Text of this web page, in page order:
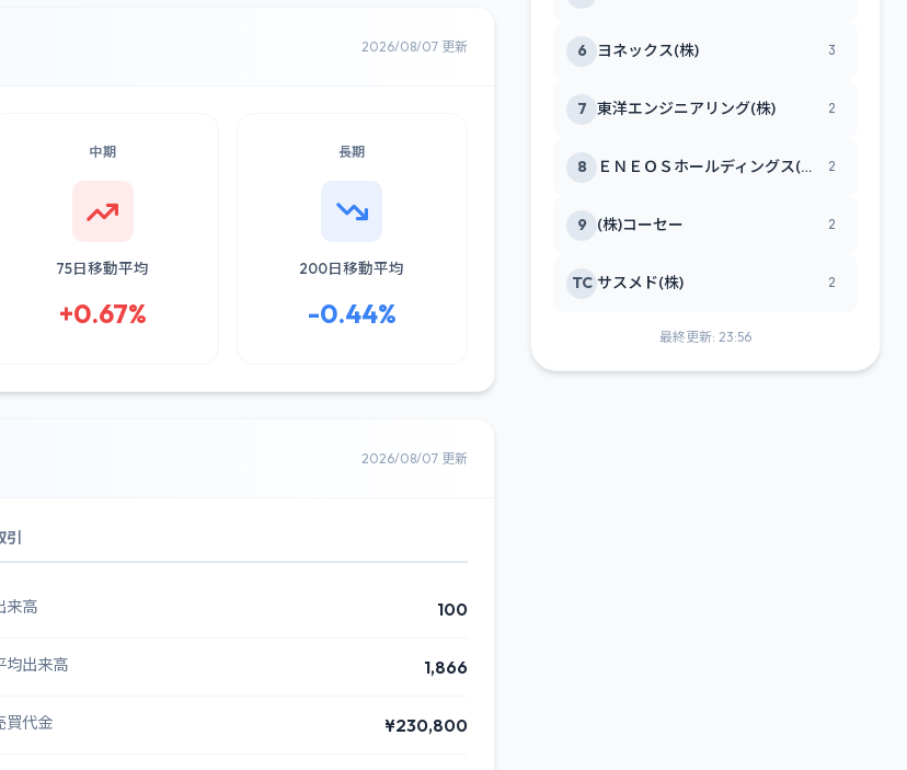
2026/08/07 更新
中期
75日移動平均
+0.67%
長期
200日移動平均
-0.44%
2026/08/07 更新
引
来高 100
均出来高 1,866
買代金 ¥230,800
6 ヨネックス(株) 3
7 東洋エンジニアリング(株) 2
8 ＥＮＥＯＳホールディングス(株) 2
9 (株)コーセー 2
TC サスメド(株) 2
最終更新: 23:56